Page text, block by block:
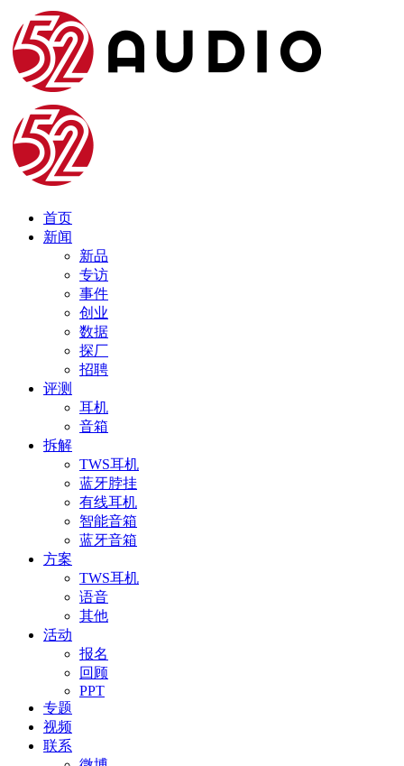
首页
新闻
新品
专访
事件
创业
数据
探厂
招聘
评测
耳机
音箱
拆解
TWS耳机
蓝牙脖挂
有线耳机
智能音箱
蓝牙音箱
方案
TWS耳机
语音
其他
活动
报名
回顾
PPT
专题
视频
联系